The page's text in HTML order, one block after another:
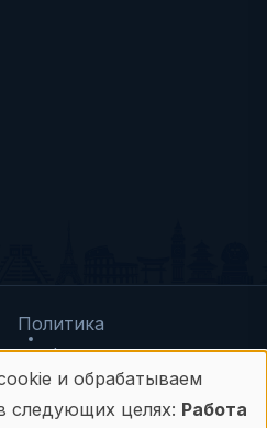
Политика
конфиденциальности
2006-2026
и обрабатываем
следующих целях: Работа